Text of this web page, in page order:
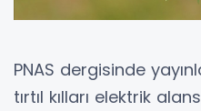
PNAS dergisinde
tırtıl kılları elektrik